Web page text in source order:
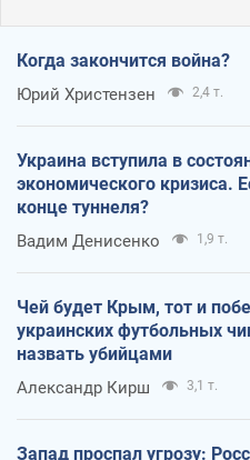
Когда закончится война?
Юрий Христензен 2,4 т.
Украина вступила в
экономического кризиса.
конце туннеля?
Вадим Денисенко 1,9 т.
Чей будет Крым, тот и
украинских футбольных
назвать убийцами
Александр Кирш 3,1 т.
Запад проспал угрозу: